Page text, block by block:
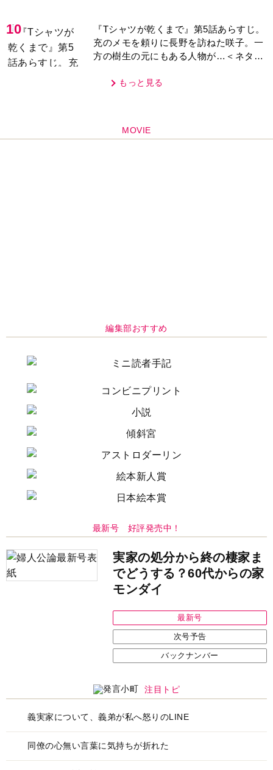
10
『Tシャツが乾くまで』第5話あらすじ。
充のメモを頼りに長野を訪ねた咲子。一
方の樹生の元にもある人物が…＜ネタバ
もっと見る
MOVIE
編集部おすすめ
最新号 好評発売中！
実家の処分から終の棲家ま
でどうする？60代からの家
モンダイ
最新号
次号予告
バックナンバー
注目トピ
義実家について、義弟が私へ怒りのLINE
同僚の心無い言葉に気持ちが折れた